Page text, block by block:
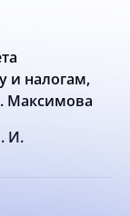
и налогам,
Максимова
И.